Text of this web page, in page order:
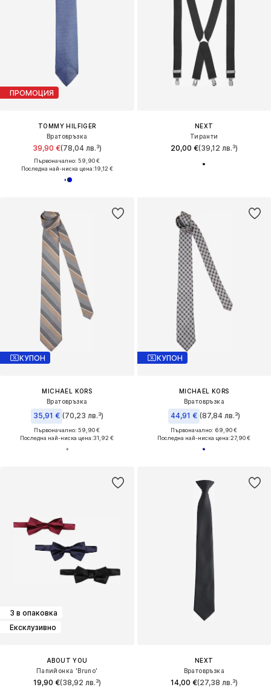
ПРОМОЦИЯ
TOMMY HILFIGER
Вратовръзка
39,90 €(78,04 лв.³)
Първоначално: 59,90 €
Последна най-ниска цена:19,12 €
NEXT
Тиранти
20,00 €(39,12 лв.³)
КУПОН
MICHAEL KORS
Вратовръзка
35,91 € (70,23 лв.³)
Първоначално: 59,90 €
Последна най-ниска цена:31,92 €
КУПОН
MICHAEL KORS
Вратовръзка
44,91 € (87,84 лв.³)
Първоначално: 69,90 €
Последна най-ниска цена:27,90 €
3 в опаковка
Ексклузивно
ABOUT YOU
Папийонка 'Bruno'
19,90 €(38,92 лв.³)
NEXT
Вратовръзка
14,00 €(27,38 лв.³)